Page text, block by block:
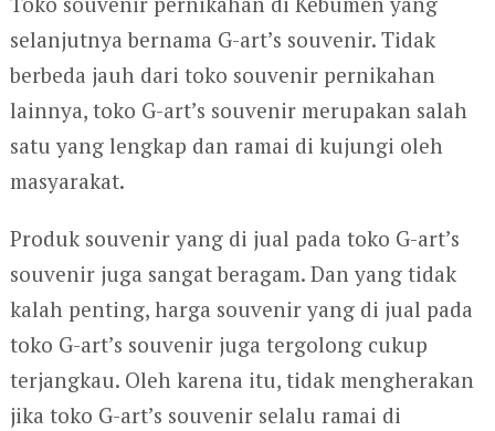
selanjutnya bernama G-art’s souvenir. Tidak
berbeda jauh dari toko souvenir pernikahan
lainnya, toko G-art’s souvenir merupakan salah
satu yang lengkap dan ramai di kujungi oleh
masyarakat.
Produk souvenir yang di jual pada toko G-art’s
souvenir juga sangat beragam. Dan yang tidak
kalah penting, harga souvenir yang di jual pada
toko G-art’s souvenir juga tergolong cukup
terjangkau. Oleh karena itu, tidak mengherakan
jika toko G-art’s souvenir selalu ramai di